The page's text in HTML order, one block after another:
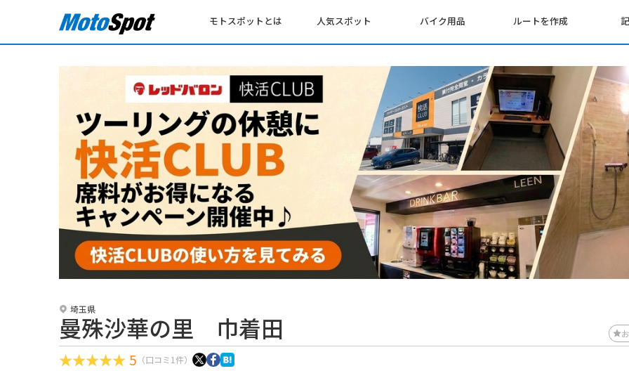
モトスポットとは 人気スポット バイク用品 ルートを作成
埼玉県
曼殊沙華の里 巾着田
5 （口コミ1件）